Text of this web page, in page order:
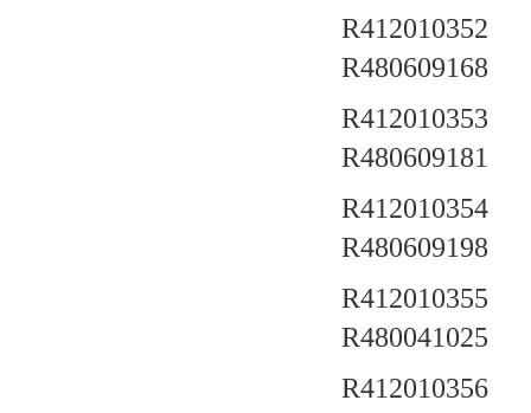
R412010352
R480609168
R412010353
R480609181
R412010354
R480609198
R412010355
R480041025
R412010356